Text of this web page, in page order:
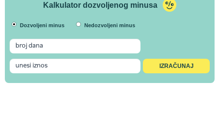
Kalkulator dozvoljenog minusa
Dozvoljeni minus Nedozvoljeni minus